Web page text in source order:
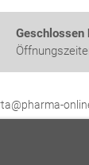
Geschlossen